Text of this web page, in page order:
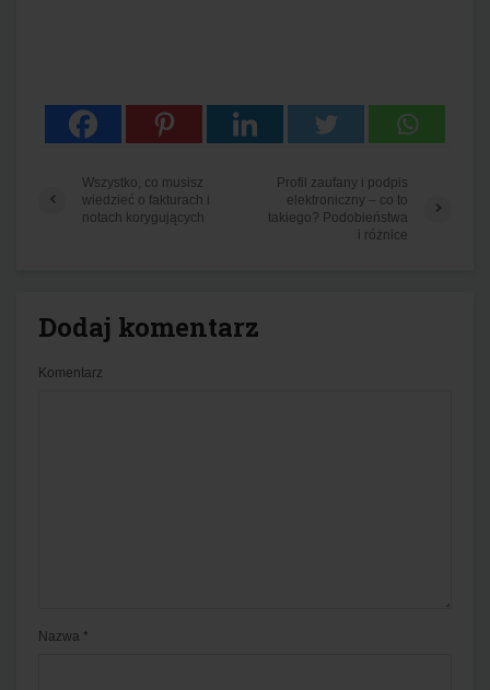
Wszystko, co musisz
wiedzieć o fakturach i
notach korygujących
Profil zaufany i podpis
elektroniczny – co to
takiego? Podobieństwa
i różnice
Dodaj komentarz
Komentarz
Nazwa *